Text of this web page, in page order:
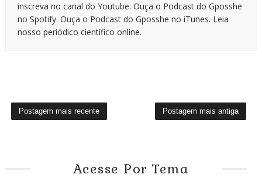
inscreva no canal do Youtube. Ouça o Podcast do Gposshe
no Spotify. Ouça o Podcast do Gposshe no iTunes. Leia
nosso periódico científico online.
Postagem mais recente Postagem mais antiga
Acesse Por Tema